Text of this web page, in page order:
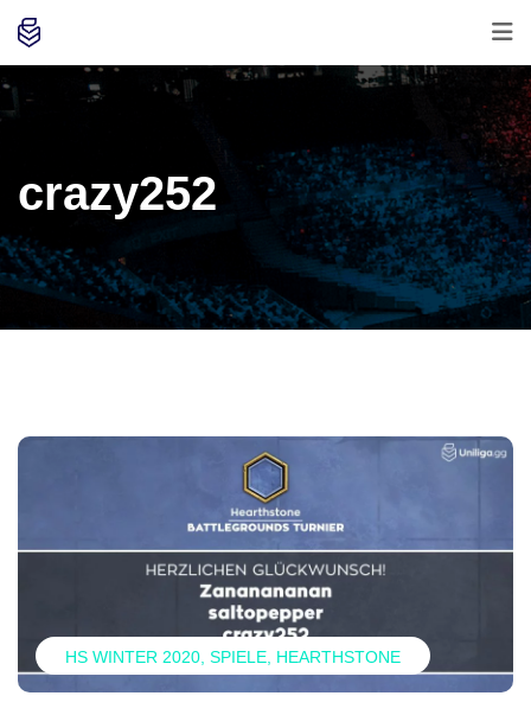
crazy252
HS WINTER 2020 SPIELE HEARTHSTONE